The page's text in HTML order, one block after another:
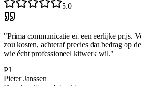
5.0
"Prima communicatie en een eerlijke prijs.
zou kosten, achteraf precies dat bedrag op
wie écht professioneel kitwerk wil."
PJ
Pieter Janssen